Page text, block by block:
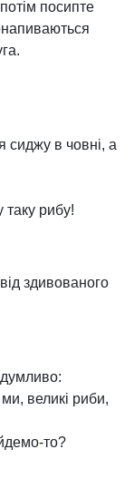
посипте
сиджу в човні, а
таку рибу!
здивованого
великі риби,
то?